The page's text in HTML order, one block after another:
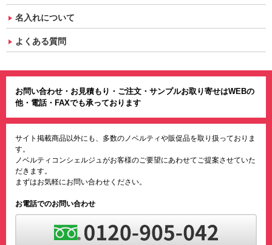
名入れについて
よくある質問
お問い合わせ・お見積もり・ご注文・サンプルお取り寄せはWEBの
他・電話・FAXでも承っております
サイト掲載商品以外にも、多数のノベルティや販促品を取り扱っておりま
す。
ノベルティコンシェルジュがお客様のご要望にあわせてご提案させていた
だきます。
まずはお気軽にお問い合わせください。
お電話でのお問い合わせ